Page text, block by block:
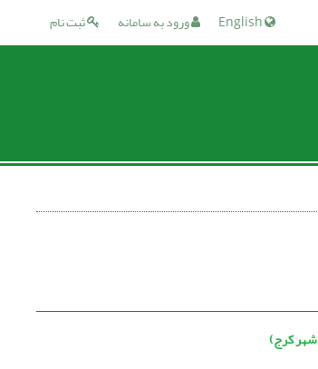
ثبت نام ورود به سامانه
شهر کرج)